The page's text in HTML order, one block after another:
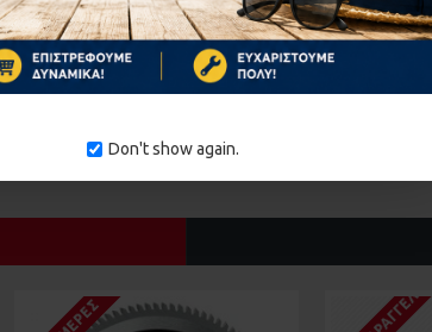
Don't show again.
ΣΥΝΈΧΕΙΑ